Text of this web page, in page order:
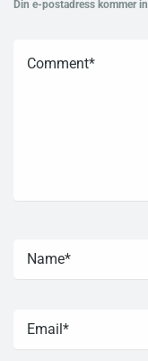
Din e-postadress kommer